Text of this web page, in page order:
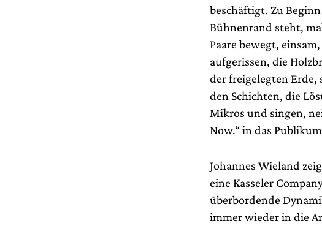
beschäftigt. Zu
Bühnenrand steht,
Paare bewegt,
aufgerissen, die
der freigelegten Erde,
den Schichten, die
Mikros und singen,
Now.“ in das
Johannes Wieland
eine Kasseler
überbordende
immer wieder in die